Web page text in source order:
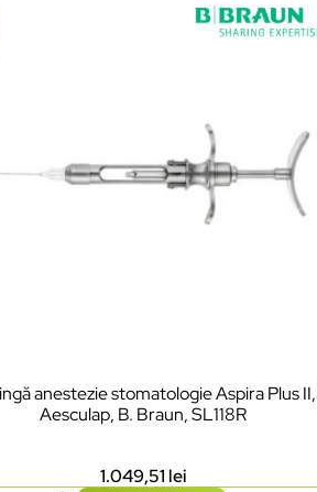
anestezie stomatologie Aspira Plus II,
Aesculap, B. Braun, SL118R
1.049,51 lei